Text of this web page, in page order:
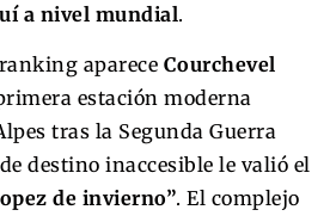
a nivel mundial.
aparece Courchevel
estación moderna
tras la Segunda Guerra
destino inaccesible le valió el
de invierno”. El complejo